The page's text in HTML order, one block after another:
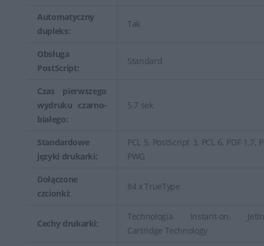
Automatyczny
dupleks:
Tak
Obsługa
PostScript:
Standard
Czas pierwszego
wydruku czarno-
białego:
5.7 sek
Standardowe
języki drukarki:
PCL 5, PostScript 3, PCL 6, PDF 1.7,
PWG
Dołączone
czcionki:
84 x TrueType
Cechy drukarki:
Technologia Instant-on,
Cartridge Technology